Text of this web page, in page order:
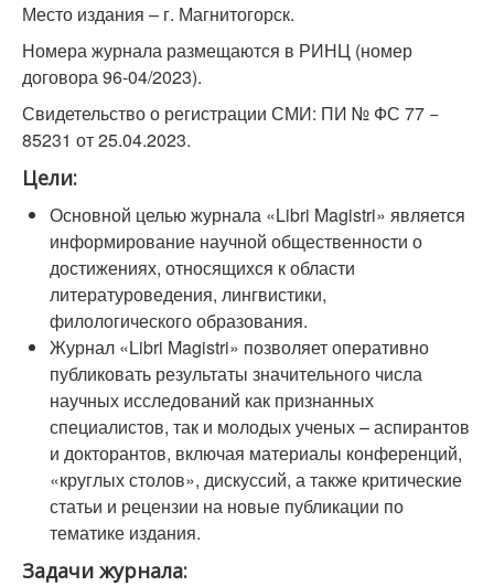
Место издания – г. Магнитогорск.
Номера журнала размещаются в РИНЦ (номер
договора 96-04/2023).
Свидетельство о регистрации СМИ: ПИ № ФС 77 −
85231 от 25.04.2023.
Цели:
Основной целью журнала «Libri Magistri» является
информирование научной общественности о
достижениях, относящихся к области
литературоведения, лингвистики,
филологического образования.
Журнал «Libri Magistri» позволяет оперативно
публиковать результаты значительного числа
научных исследований как признанных
специалистов, так и молодых ученых – аспирантов
и докторантов, включая материалы конференций,
«круглых столов», дискуссий, а также критические
статьи и рецензии на новые публикации по
тематике издания.
Задачи журнала: